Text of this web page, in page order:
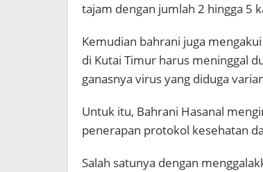
tajam dengan jumlah 2 hingga 5
Kemudian bahrani juga
di Kutai Timur harus meninggal
ganasnya virus yang diduga
Untuk itu, Bahrani Hasanal
penerapan protokol kesehatan
Salah satunya dengan